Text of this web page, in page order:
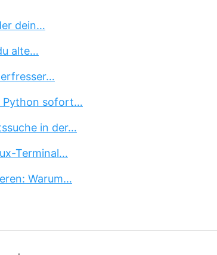
dein…
alte…
Python sofort…
in der…
Terminal…
Warum…